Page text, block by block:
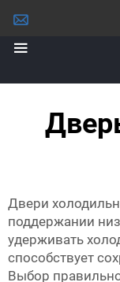
Двери
поддержании
удерживать
способствует
Выбор